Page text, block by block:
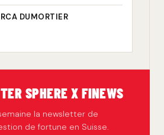
DUMORTIER
SPHERE X FINEWS
la newsletter de
de fortune en Suisse.